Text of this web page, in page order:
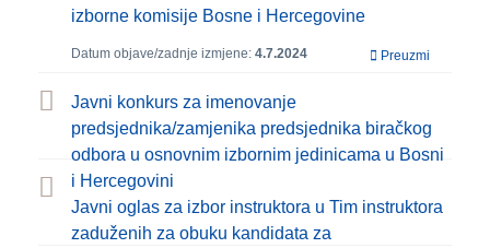
izborne komisije Bosne i Hercegovine
Datum objave/zadnje izmjene: 4.7.2024 Preuzmi
Javni konkurs za imenovanje
predsjednika/zamjenika predsjednika biračkog
odbora u osnovnim izbornim jedinicama u Bosni
i Hercegovini
Javni oglas za izbor instruktora u Tim instruktora
zaduženih za obuku kandidata za